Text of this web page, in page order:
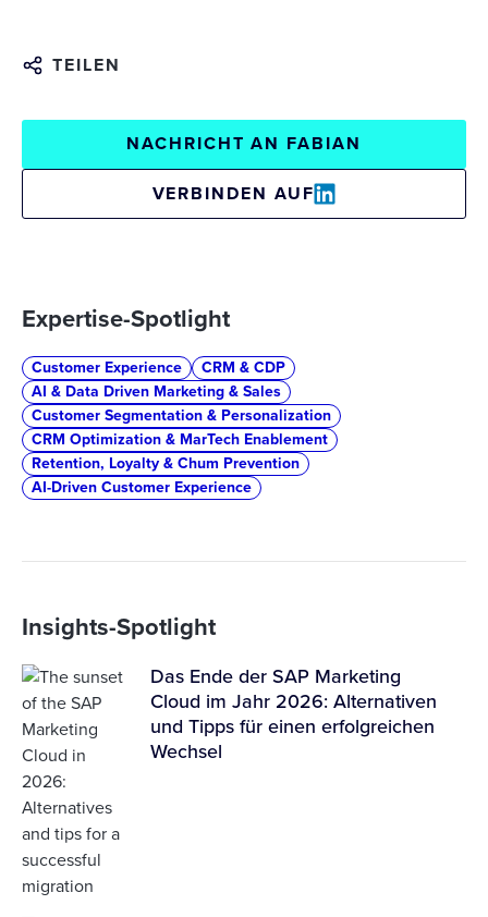
TEILEN
NACHRICHT AN FABIAN
VERBINDEN AUF
Expertise-Spotlight
Customer Experience
CRM & CDP
AI & Data Driven Marketing & Sales
Customer Segmentation & Personalization
CRM Optimization & MarTech Enablement
Retention, Loyalty & Chum Prevention
AI-Driven Customer Experience
Insights-Spotlight
Das Ende der SAP Marketing
Cloud im Jahr 2026: Alternativen
und Tipps für einen erfolgreichen
Wechsel